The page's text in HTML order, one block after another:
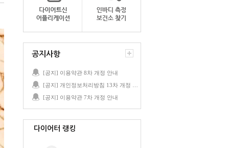
공지사항
[공지] 이용약관 8차 개정 안내
[공지] 이용약관 7차 개정 안내
다이어터 랭킹